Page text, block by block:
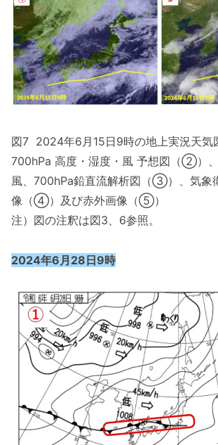
図7 2024年6月15日9時の地上実況天気
700hPa 高度・湿度・風 予想図（②）
風、700hPa鉛直流解析図（③）、気象
像（④）及び赤外画像（⑤）
注）図の注釈は図3、6参照。
2024年6月28日9時